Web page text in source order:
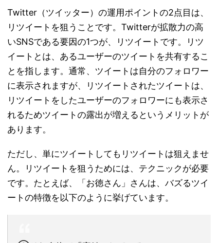
Twitter（ツイッター）の運用ポイントの2点目は、
リツイートを狙うことです。Twitterが拡散力の高
いSNSである要因の1つが、リツイートです。リツ
イートとは、あるユーザーのツイートを共有するこ
とを指します。通常、ツイートは自分のフォロワー
に表示されますが、リツイートされたツイートは、
リツイートをしたユーザーのフォロワーにも表示さ
れるためツイートの露出が増えるというメリットが
あります。
ただし、単にツイートしてもリツイートは狙えませ
ん。リツイートを狙うためには、テクニックが必要
です。たとえば、「お徳さん」さんは、バズるツイ
ートの特徴を以下のように挙げています。